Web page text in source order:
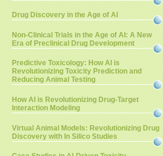
Drug Discovery in the Age of AI
Non-Clinical Trials in the Age of AI: A New
Era of Preclinical Drug Development
Predictive Toxicology: How AI is
Revolutionizing Toxicity Prediction and
Reducing Animal Testing
How AI is Revolutionizing Drug-Target
Interaction Modeling
Virtual Animal Models: Revolutionizing Drug
Discovery with In Silico Studies